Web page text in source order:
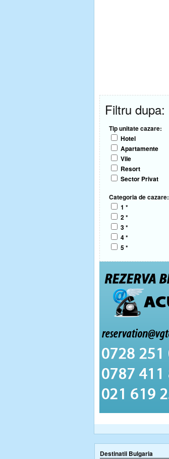
Filtru dupa:
Tip unitate cazare:
Hotel
Apartamente
Vile
Resort
Sector Privat
Categoria de cazare:
1 *
2 *
3 *
4 *
5 *
Destinatii Bulgaria